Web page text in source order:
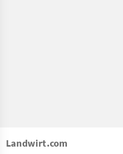
Landwirt.com